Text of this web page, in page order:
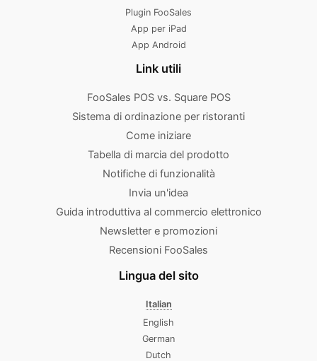
Plugin FooSales
App per iPad
App Android
Link utili
FooSales POS vs. Square POS
Sistema di ordinazione per ristoranti
Come iniziare
Tabella di marcia del prodotto
Notifiche di funzionalità
Invia un'idea
Guida introduttiva al commercio elettronico
Newsletter e promozioni
Recensioni FooSales
Lingua del sito
Italian
English
German
Dutch